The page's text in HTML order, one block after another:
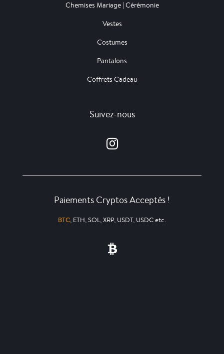
Chemises Mariage | Cérémonie
Vestes
Costumes
Pantalons
Coffrets Cadeau
Suivez-nous
Paiements Cryptos Acceptés !
BTC, ETH, SOL, XRP, USDT, USDC etc.